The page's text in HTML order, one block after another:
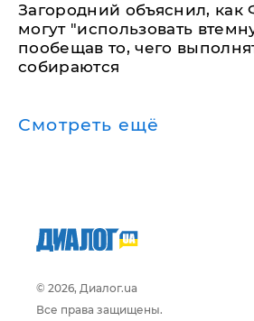
Загородний объяснил, как
могут "использовать
пообещав то, чего
собираются
Смотреть ещё
© 2026, Диалог.ua
Все права защищены.